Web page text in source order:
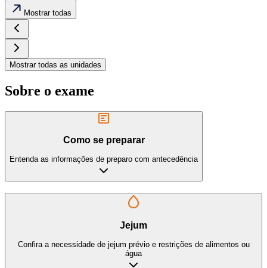
Mostrar todas
Mostrar todas as unidades
Sobre o exame
Como se preparar
Entenda as informações de preparo com antecedência
Jejum
Confira a necessidade de jejum prévio e restrições de alimentos ou
água